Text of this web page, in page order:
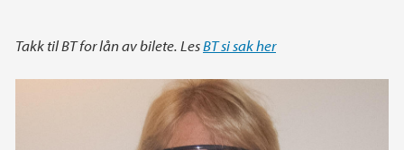
Takk til BT for lån av bilete. LesBT si sak her